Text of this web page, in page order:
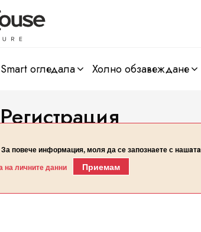
smart огледала холно обзавеждане
Вход/Регистрация
повече информация, моля да се запознаете с нашaтa
на личните данни
Приемам